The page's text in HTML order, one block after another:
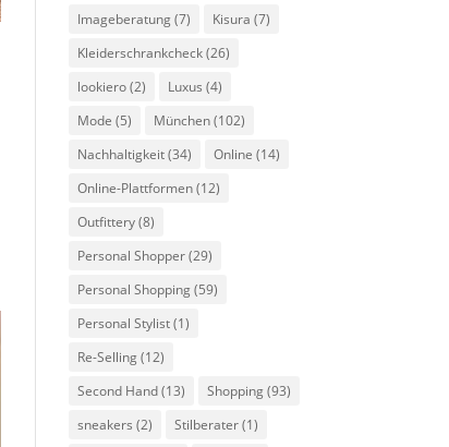
Imageberatung(7) Kisura (7)
Kleiderschrankcheck(26)
lookiero(2) Luxus (4)
Mode (5) München(102)
Nachhaltigkeit(34) Online (14)
Online-Plattformen(12)
Outfittery(8)
Personal Shopper(29)
Personal Shopping(59)
Personal Stylist(1)
Re-Selling(12)
Second Hand(13) Shopping(93)
sneakers (2) Stilberater(1)